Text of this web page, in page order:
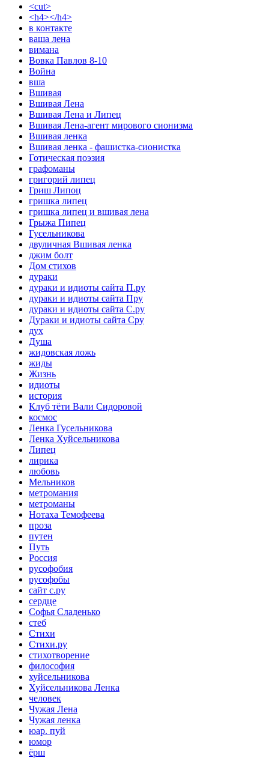
<cut>
<h4></h4>
в контакте
ваша лена
вимана
Вовка Павлов 8-10
Война
вша
Вшивая
Вшивая Лена
Вшивая Лена и Липец
Вшивая Лена-агент мирового сионизма
Вшивая ленка
Вшивая ленка - фашистка-сионистка
Готическая поэзия
графоманы
григорий липец
Гриш Липоц
гришка липец
гришка липец и вшивая лена
Грыжа Пипец
Гусельникова
двуличная Вшивая ленка
джим болт
Дом стихов
дураки
дураки и идиоты сайта П.ру
дураки и идиоты сайта Пру
дураки и идиоты сайта С.ру
Дураки и идиоты сайта Сру
дух
Душа
жидовская ложь
жиды
Жизнь
идиоты
история
Клуб тёти Вали Сидоровой
космос
Ленка Гусельникова
Ленка Хуйсельникова
Липец
лирика
любовь
Мельников
метромания
метроманы
Нотаха Темофеева
проза
путен
Путь
Россия
русофобия
русофобы
сайт с.ру
сердце
Софья Сладенько
стеб
Стихи
Стихи.ру
стихотворение
философия
хуйсельникова
Хуйсельникова Ленка
человек
Чужая Лена
Чужая ленка
юар. пуй
юмор
ёрш